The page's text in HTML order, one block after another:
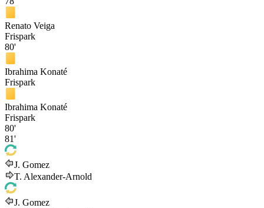
Renato Veiga
Frispark
80'
Ibrahima Konaté
Frispark
Ibrahima Konaté
Frispark
80'
81'
J. Gomez
T. Alexander-Arnold
J. Gomez